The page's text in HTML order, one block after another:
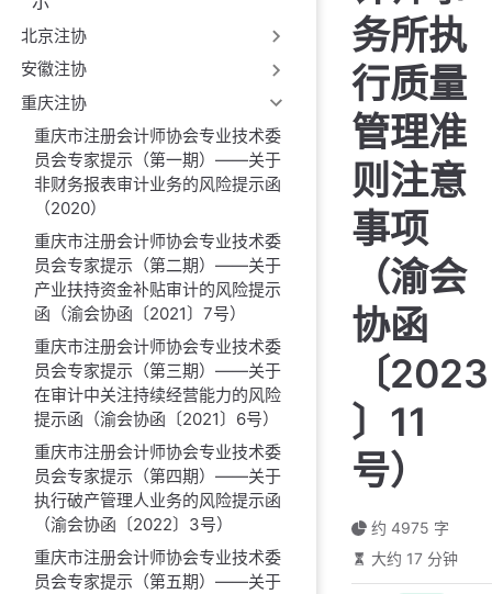
北京注协
安徽注协
重庆注协
重庆市注册会计师协会专业技术委
员会专家提示（第一期）——关于
非财务报表审计业务的风险提示函
（2020）
重庆市注册会计师协会专业技术委
员会专家提示（第二期）——关于
产业扶持资金补贴审计的风险提示
函（渝会协函〔2021〕7号）
重庆市注册会计师协会专业技术委
员会专家提示（第三期）——关于
在审计中关注持续经营能力的风险
提示函（渝会协函〔2021〕6号）
重庆市注册会计师协会专业技术委
员会专家提示（第四期）——关于
执行破产管理人业务的风险提示函
（渝会协函〔2022〕3号）
重庆市注册会计师协会专业技术委
员会专家提示（第五期）——关于
务所执
行质量
管理准
则注意
事项
（渝会
协函
〔2023
〕11
号）
约 4975 字
大约 17 分钟